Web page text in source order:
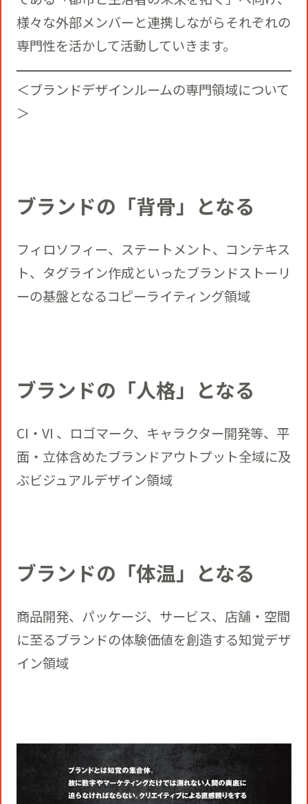
様々な外部メンバーと連携しながらそれぞれの
専門性を活かして活動していきます。
＜ブランドデザインルームの専門領域について
＞
ブランドの「背骨」となる
フィロソフィー、ステートメント、コンテキス
ト、タグライン作成といったブランドストーリ
ーの基盤となるコピーライティング領域
ブランドの「人格」となる
CI・VI 、ロゴマーク、キャラクター開発等、平
面・立体含めたブランドアウトプット全域に及
ぶビジュアルデザイン領域
ブランドの「体温」となる
商品開発、パッケージ、サービス、店舗・空間
に至るブランドの体験価値を創造する知覚デザ
イン領域